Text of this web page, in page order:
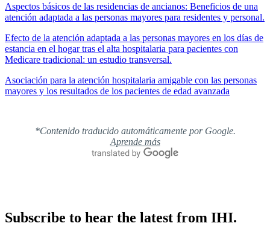
Aspectos básicos de las residencias de ancianos: Beneficios de una
atención adaptada a las personas mayores para residentes y personal.
Efecto de la atención adaptada a las personas mayores en los días de
estancia en el hogar tras el alta hospitalaria para pacientes con
Medicare tradicional: un estudio transversal.
Asociación para la atención hospitalaria amigable con las personas
mayores y los resultados de los pacientes de edad avanzada
*Contenido traducido automáticamente por Google.
Aprende más
Subscribe to hear the latest from IHI.